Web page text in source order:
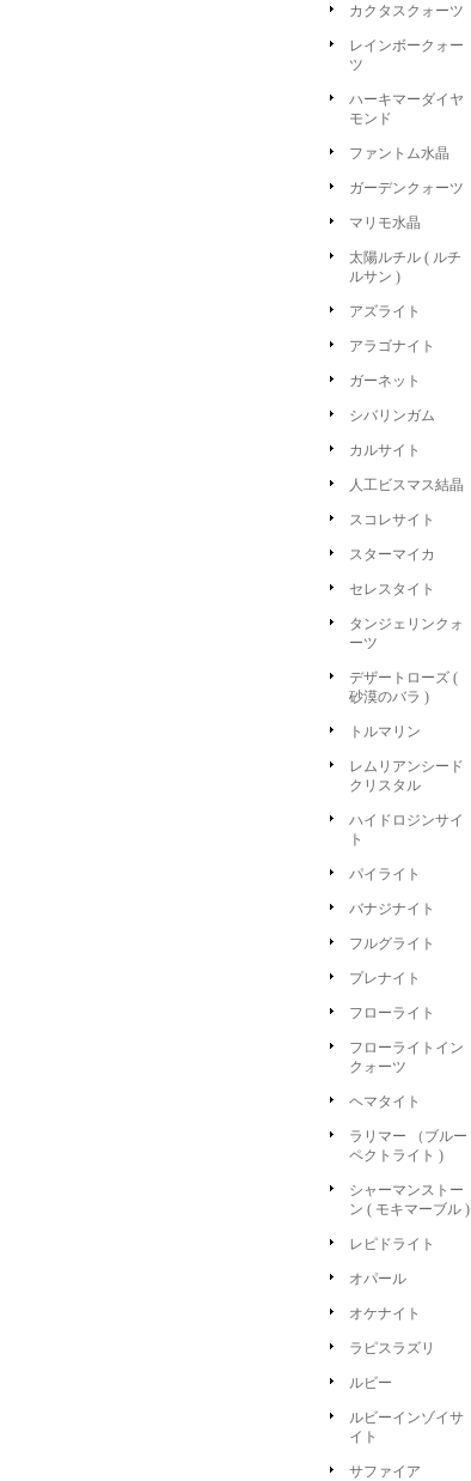
カクタスクォーツ
レインボークォー
ツ
ハーキマーダイヤ
モンド
ファントム水晶
ガーデンクォーツ
マリモ水晶
太陽ルチル ( ルチ
ルサン )
アズライト
アラゴナイト
ガーネット
シバリンガム
カルサイト
人工ビスマス結晶
スコレサイト
スターマイカ
セレスタイト
タンジェリンクォ
ーツ
デザートローズ (
砂漠のバラ )
トルマリン
レムリアンシード
クリスタル
ハイドロジンサイ
ト
パイライト
バナジナイト
フルグライト
プレナイト
フローライト
フローライトイン
クォーツ
ヘマタイト
ラリマー （ブルー
ペクトライト )
シャーマンストー
ン ( モキマーブル )
レピドライト
オパール
オケナイト
ラピスラズリ
ルビー
ルビーインゾイサ
イト
サファイア